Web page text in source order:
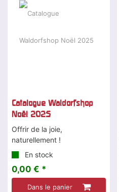
Catalogue Waldorfshop
Noël 2025
Offrir de la joie,
naturellement !
En stock
0,00 € *
Dans le panier